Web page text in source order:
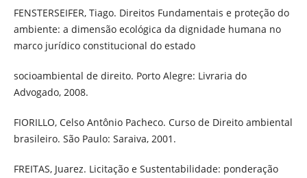
FENSTERSEIFER, Tiago. Direitos Fundamentais e proteção do
ambiente: a dimensão ecológica da dignidade humana no
marco jurídico constitucional do estado
socioambiental de direito. Porto Alegre: Livraria do
Advogado, 2008.
FIORILLO, Celso Antônio Pacheco. Curso de Direito ambiental
brasileiro. São Paulo: Saraiva, 2001.
FREITAS, Juarez. Licitação e Sustentabilidade: ponderação